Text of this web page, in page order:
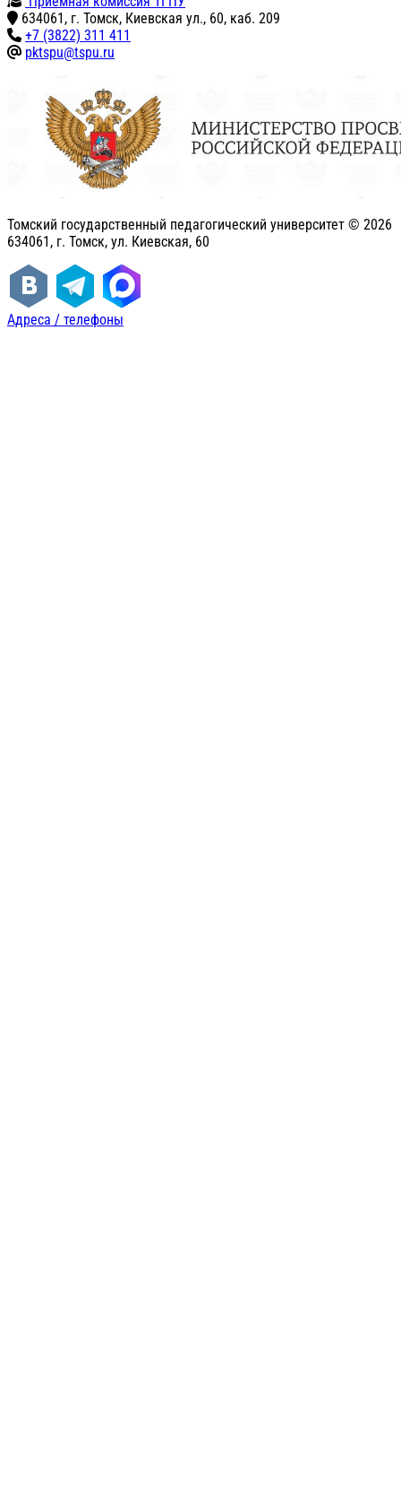
634061, г. Томск, Киевская ул., 60, каб. 209
+7 (3822) 311 411
pktspu@tspu.ru
Томский государственный педагогический университет © 2026
634061, г. Томск, ул. Киевская, 60
Адреса / телефоны